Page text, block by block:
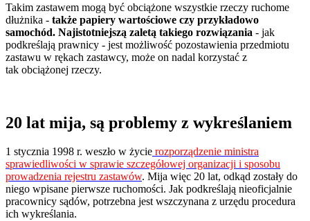
Takim zastawem mogą być obciążone wszystkie rzeczy ruchome
dłużnika - także papiery wartościowe czy przykładowo
samochód. Najistotniejszą zaletą takiego rozwiązania - jak
podkreślają prawnicy - jest możliwość pozostawienia przedmiotu
zastawu w rękach zastawcy, może on nadal korzystać z
tak obciążonej rzeczy.
20 lat mija, są problemy z wykreślaniem
1 stycznia 1998 r. weszło w życie rozporządzenie ministra
sprawiedliwości w sprawie szczegółowej organizacji i sposobu
prowadzenia rejestru zastawów. Mija więc 20 lat, odkąd zostały do
niego wpisane pierwsze ruchomości. Jak podkreślają nieoficjalnie
pracownicy sądów, potrzebna jest wszczynana z urzędu procedura
ich wykreślania.